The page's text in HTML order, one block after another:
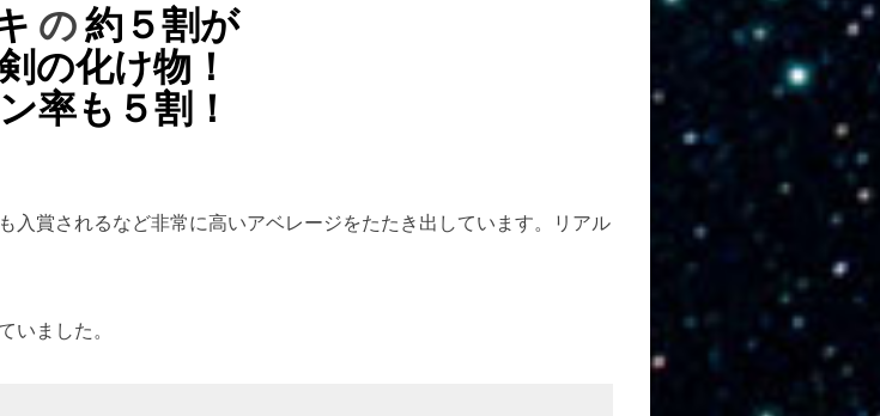
の約５割が
の化け物！
率も５割！
入賞されるなど非常に高いアベレージをたたき出しています。リアル
いました。